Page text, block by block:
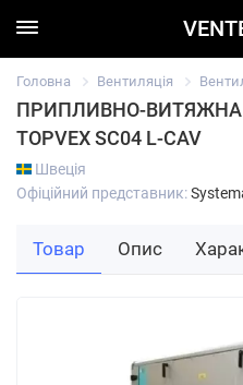
Головна Вентиляція
ПРИПЛИВНО-ВИТЯЖНА
TOPVEX SC04 L-CAV
Швеція
Офіційний представник:
Товар Опис